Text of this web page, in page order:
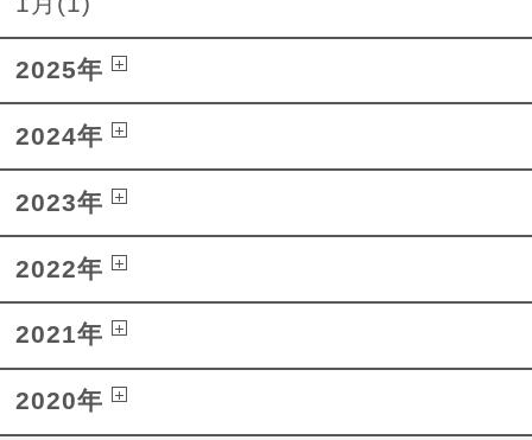
2025年
2024年
2023年
2022年
2021年
2020年